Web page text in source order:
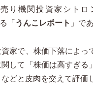
り機関投資家シトロ
「 うんこレポート 」で
家で、株価下落によっ
して「株価は高すぎる
どと皮肉を交えて評価